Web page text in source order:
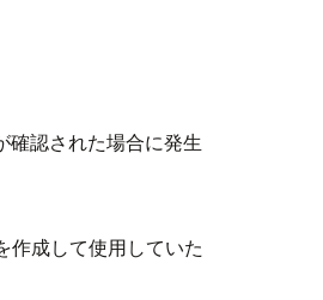
確認された場合に発生
作成して使用していた